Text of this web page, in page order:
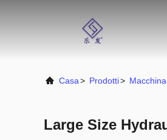
Casa> Prodotti>
Large Size